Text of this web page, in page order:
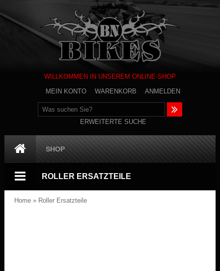
WILLKOMMEN IN UNSEREM ONLINE-SHOP
MEIN KONTO
WARENKORB ANMELDEN
ERWEITERTE SUCHE
SHOP
ROLLER ERSATZTEILE
Home » Roller Ersatzteile